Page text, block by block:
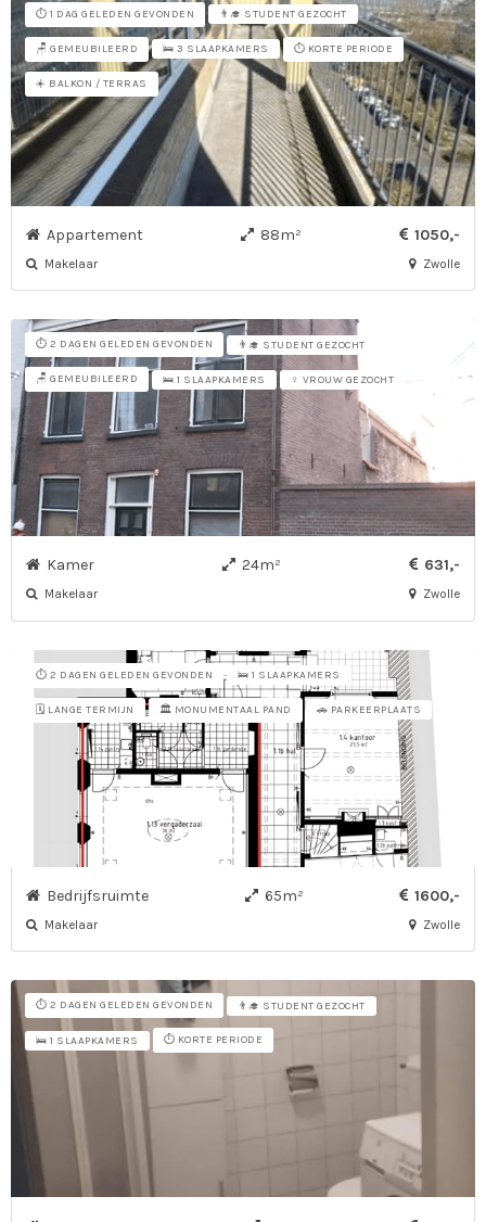
⏱️ 1 DAG GELEDEN GEVONDEN 👨‍🎓 STUDENT GEZOCHT
🪑 GEMEUBILEERD 🛌 3 SLAAPKAMERS ⏱️ KORTE PERIODE
☀️ BALKON / TERRAS
Appartement 88m² 1050,-
Makelaar Zwolle
⏱️ 2 DAGEN GELEDEN GEVONDEN 👨‍🎓 STUDENT GEZOCHT
🪑 GEMEUBILEERD 🛌 1 SLAAPKAMERS ♀ VROUW GEZOCHT
Kamer 24m² 631,-
Makelaar Zwolle
⏱️ 2 DAGEN GELEDEN GEVONDEN 🛌 1 SLAAPKAMERS
🗓️ LANGE TERMIJN 🏛️ MONUMENTAAL PAND 🚗 PARKEERPLAATS
Bedrijfsruimte 65m² 1600,-
Makelaar Zwolle
⏱️ 2 DAGEN GELEDEN GEVONDEN 👨‍🎓 STUDENT GEZOCHT
🛌 1 SLAAPKAMERS ⏱️ KORTE PERIODE